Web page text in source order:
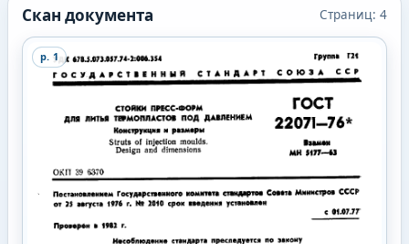
Скан документа Страниц:4
p. 1